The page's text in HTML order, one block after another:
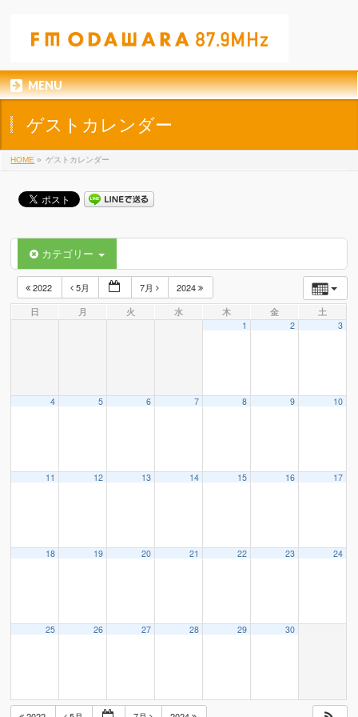
MENU
ゲストカレンダー
HOME » ゲストカレンダー
カテゴリー
2022 5月 7月
2024
日
月 火 水 木 金 土
1 2 3
4 5 6 7 8 9 10
11 12 13 14 15 16 17
18 19 20 21 22 23 24
25 26 27 28 29 30